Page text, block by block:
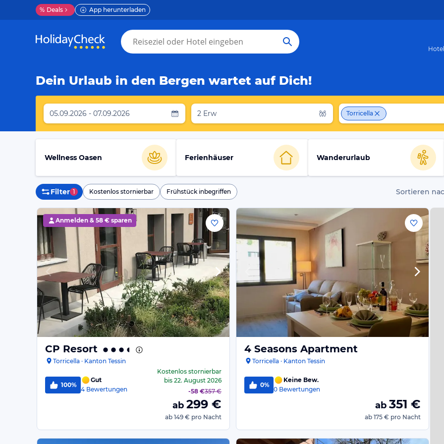
% Deals App herunterladen
Dein Urlaub in den Bergen wartet auf Dich!
05.09.2026 - 07.09.2026 2 Erw Torricella
Wellness Oasen Ferienhäuser Wanderurlaub
Filter 1 Kostenlos stornierbar Frühstück inbegriffen Sortieren
Anmelden & 58 € sparen
CP Resort
Torricella · Kanton Tessin
100%
Gut
4 Bewertungen
Kostenlos stornierbar
bis 22. August 2026
-58 €357 €
ab 299 €
ab 149 € pro Nacht
4 Seasons Apartment
Torricella · Kanton Tessin
0%
Keine Bew.
0 Bewertungen
ab 351 €
ab 175 € pro Nacht